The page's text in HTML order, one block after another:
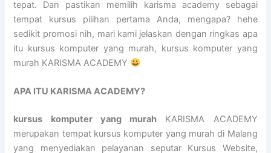
tepat. Dan pastikan memilih karisma academy sebagai
tempat kursus pilihan pertama Anda, mengapa? hehe
sedikit promosi nih, mari kami jelaskan dengan ringkas apa
itu kursus komputer yang murah, kursus komputer yang
murah KARISMA ACADEMY
APA ITU KARISMA ACADEMY?
kursus komputer yang murah KARISMA ACADEMY
merupakan tempat kursus komputer yang murah di Malang
yang menyediakan pelayanan seputar Kursus Website,